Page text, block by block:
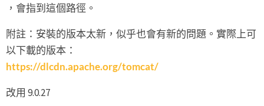
，會指到這個路徑。
附註：安裝的版本太新，似乎也會有新的問題。實際上可
以下載的版本：
https://dlcdn.apache.org/tomcat/
改用 9.0.27